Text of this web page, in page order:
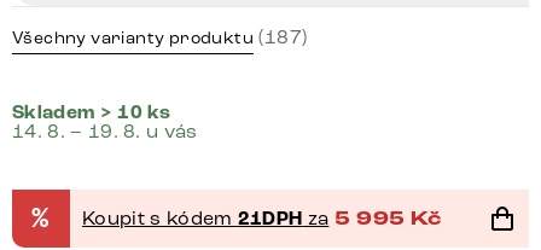
Všechny varianty produktu (187)
Skladem > 10 ks
14. 8. – 19. 8. u vás
% Koupit s kódem 21DPH za 5 995 Kč